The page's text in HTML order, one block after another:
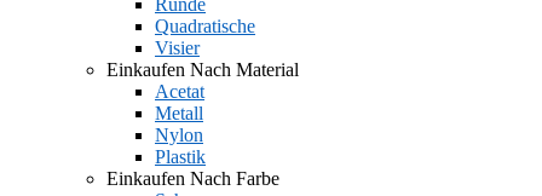
Runde
Quadratische
Visier
Einkaufen Nach Material
Acetat
Metall
Nylon
Plastik
Einkaufen Nach Farbe